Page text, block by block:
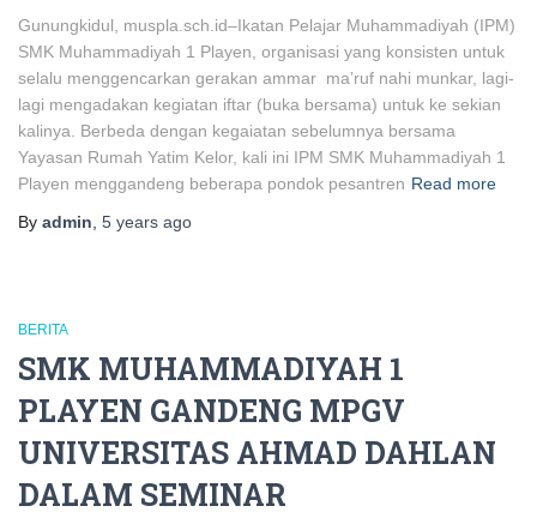
Gunungkidul, muspla.sch.id–Ikatan Pelajar Muhammadiyah (IPM)
SMK Muhammadiyah 1 Playen, organisasi yang konsisten untuk
selalu menggencarkan gerakan ammar ma’ruf nahi munkar, lagi-
lagi mengadakan kegiatan iftar (buka bersama) untuk ke sekian
kalinya. Berbeda dengan kegaiatan sebelumnya bersama
Yayasan Rumah Yatim Kelor, kali ini IPM SMK Muhammadiyah 1
Playen menggandeng beberapa pondok pesantren Read more
By admin 5 years ago
BERITA
SMK MUHAMMADIYAH 1
PLAYEN GANDENG MPGV
UNIVERSITAS AHMAD DAHLAN
DALAM SEMINAR